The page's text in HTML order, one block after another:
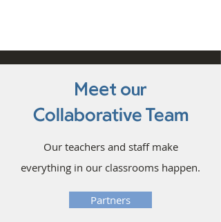
Meet our
Collaborative Team
Our teachers and staff make
everything in our classrooms happen.
Partners